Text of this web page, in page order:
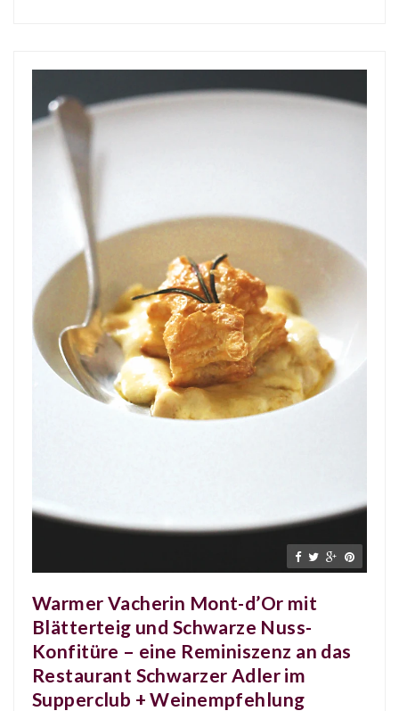
Warmer Vacherin Mont-d’Or mit
Blätterteig und Schwarze Nuss-
Konfitüre – eine Reminiszenz an das
Restaurant Schwarzer Adler im
Supperclub + Weinempfehlung